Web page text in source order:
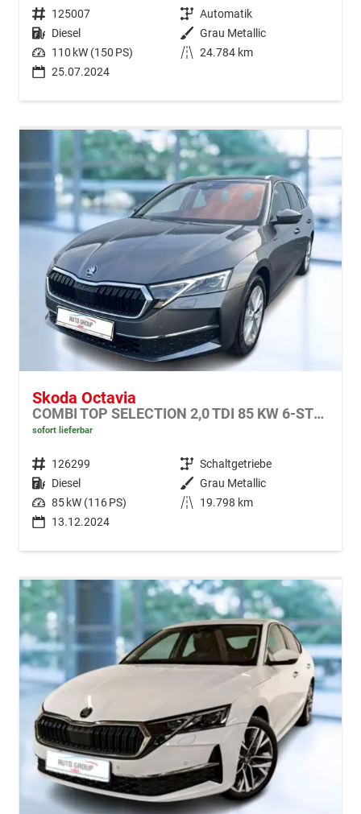
Fahrzeugnr. 125007 Getriebe Automatik
Kraftstoff Diesel Außenfarbe Grau Metallic
Leistung 110 kW (150 PS) Kilometerstand 24.784 km
25.07.2024
Skoda Octavia
COMBI TOP SELECTION 2,0 TDI 85 KW 6-STUP. MECH.
sofort lieferbar
Fahrzeugnr. 126299 Getriebe Schaltgetriebe
Kraftstoff Diesel Außenfarbe Grau Metallic
Leistung 85 kW (116 PS) Kilometerstand
19.798 km
13.12.2024